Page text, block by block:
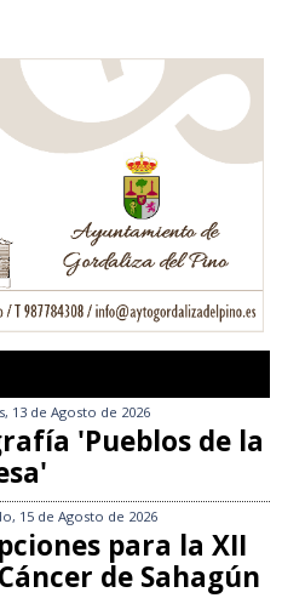
13 de Agosto de 2026
'Pueblos de la
15 de Agosto de 2026
para la XII
de Sahagún